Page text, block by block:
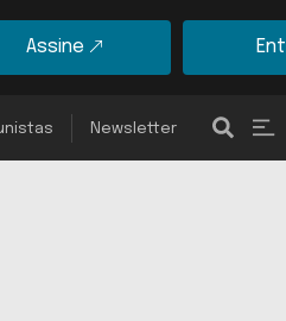
Assine
Newsletter